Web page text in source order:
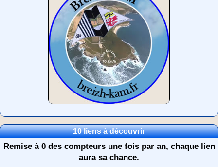
10 liens à découvrir
Remise à 0 des compteurs une fois par an, chaque lien
aura sa chance.